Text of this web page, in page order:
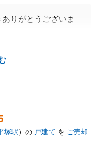
りがとうございま
る買主様が見つかっ
しまで間が空きまし
ましたらお気軽にご
塚駅）の 戸建て を ご売却